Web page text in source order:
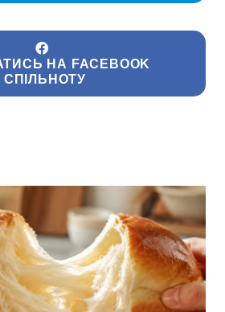
НА FACEBOOK
СПІЛЬНОТУ